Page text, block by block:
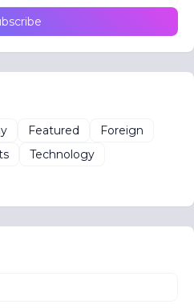
Featured
Foreign
Technology